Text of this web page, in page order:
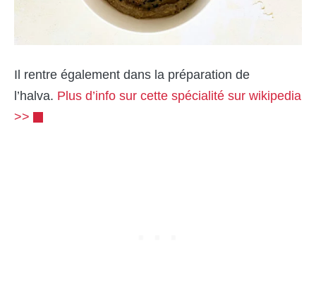
Il rentre également dans la préparation de
l’halva. Plus d’info sur cette spécialité sur wikipedia
>>